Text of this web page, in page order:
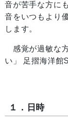
音が苦手な方に
音をいつもより
します。
感覚が過敏な
い」 足摺海洋館
１．日時